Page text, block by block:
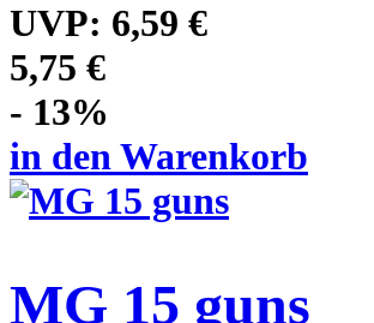
UVP: 6,59 €
5,75 €
- 13%
in den Warenkorb
MG 15 guns